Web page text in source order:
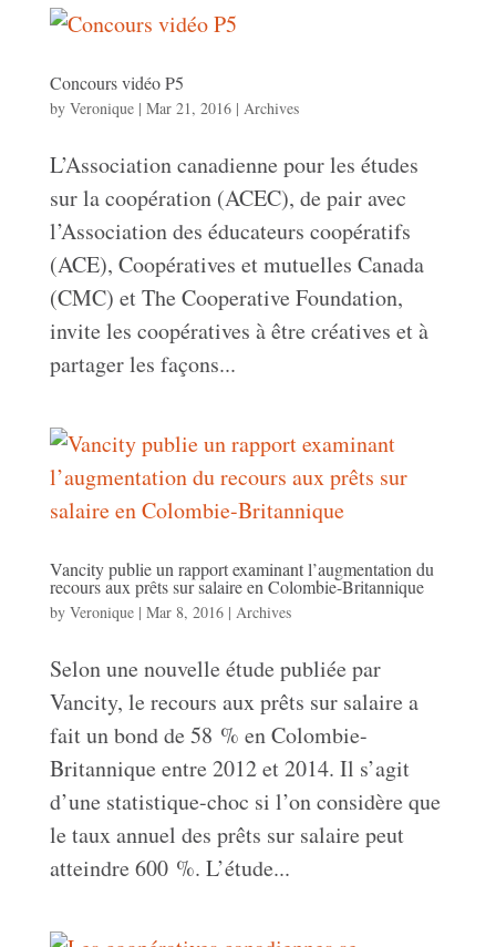
Concours vidéo P5
by Veronique| Mar 21, 2016| Archives
L’Association canadienne pour les études
sur la coopération (ACEC), de pair avec
l’Association des éducateurs coopératifs
(ACE), Coopératives et mutuelles Canada
(CMC) et The Cooperative Foundation,
invite les coopératives à être créatives et à
partager les façons...
Vancity publie un rapport examinant l’augmentation du
recours aux prêts sur salaire en Colombie-Britannique
by Veronique| Mar 8, 2016| Archives
Selon une nouvelle étude publiée par
Vancity, le recours aux prêts sur salaire a
fait un bond de 58 % en Colombie-
Britannique entre 2012 et 2014. Il s’agit
d’une statistique-choc si l’on considère que
le taux annuel des prêts sur salaire peut
atteindre 600 %. L’étude...